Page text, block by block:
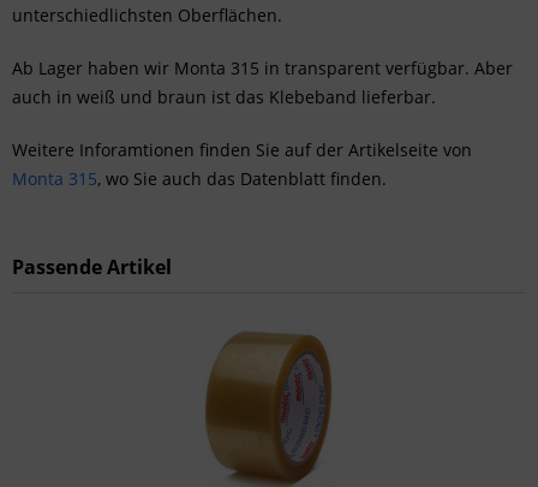
unterschiedlichsten Oberflächen.
Ab Lager haben wir Monta 315 in transparent verfügbar. Aber
auch in weiß und braun ist das Klebeband lieferbar.
Weitere Inforamtionen finden Sie auf der Artikelseite von
Monta 315, wo Sie auch das Datenblatt finden.
Passende Artikel